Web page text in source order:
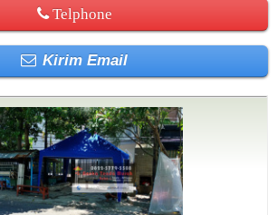
Telphone
Kirim Email